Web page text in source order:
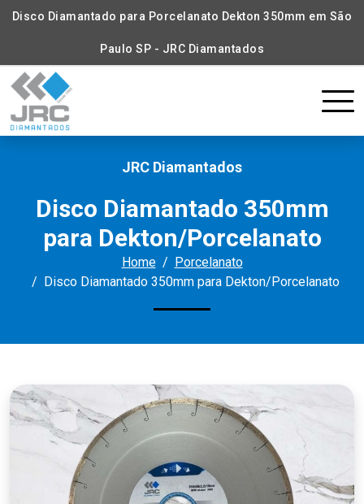
Disco Diamantado para Porcelanato Dekton 350mm em São
Paulo SP - JRC Diamantados
JRC Diamantados
Disco Diamantado 350mm
para Dekton/Porcelanato
Home
Porcelanato
Disco Diamantado 350mm para Dekton/Porcelanato